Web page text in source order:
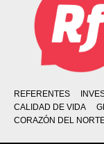
REFERENTES
CALIDAD DE VIDA
CORAZÓN DEL